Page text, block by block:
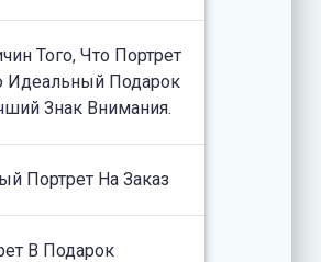
Того, Что Портрет
Идеальный Подарок
Знак Внимания.
Портрет На Заказ
В Подарок